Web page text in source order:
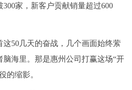
300家，新客户贡献销量超过600
几天的奋战，几个画面始终萦
脑海里。那是惠州公司打赢这场“开
的缩影。